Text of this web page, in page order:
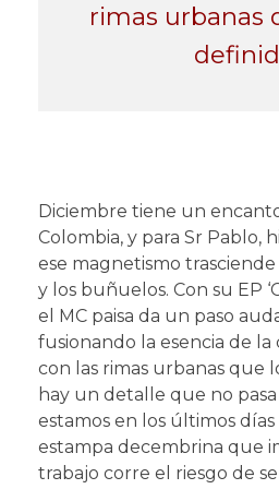
rimas urbanas
Diciembre tiene un
Colombia, y para Sr Pablo,
ese magnetismo
y los buñuelos. Con su EP
el MC paisa da un paso
fusionando la esencia de la
con las rimas urbanas que
hay un detalle que no
estamos en los últimos días
estampa decembrina que
trabajo corre el riesgo de